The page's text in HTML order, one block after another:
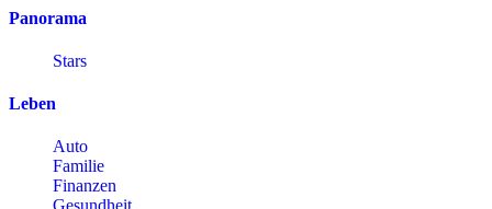
Panorama
Stars
Leben
Auto
Familie
Finanzen